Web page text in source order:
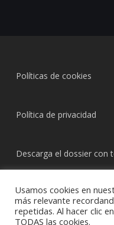
Políticas de cookies
Política de privacidad
Descarga el dossier con
Usamos cookies en
más relevante
repetidas. Al hacer clic
TODAS las cookies.